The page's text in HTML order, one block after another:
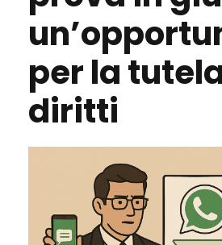
per la
diritti